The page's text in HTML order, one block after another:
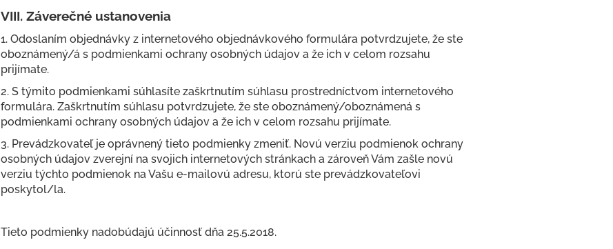
VIII. Záverečné ustanovenia
1. Odoslaním objednávky z internetového objednávkového formulára potvrdzujete, že ste
oboznámený/á s podmienkami ochrany osobných údajov a že ich v celom rozsahu
prijímate.
2. S týmito podmienkami súhlasíte zaškrtnutím súhlasu prostredníctvom internetového
formulára. Zaškrtnutím súhlasu potvrdzujete, že ste oboznámený/oboznámená s
podmienkami ochrany osobných údajov a že ich v celom rozsahu prijímate.
3. Prevádzkovateľ je oprávnený tieto podmienky zmeniť. Novú verziu podmienok ochrany
osobných údajov zverejní na svojich internetových stránkach a zároveň Vám zašle novú
verziu týchto podmienok na Vašu e-mailovú adresu, ktorú ste prevádzkovateľovi
poskytol/la.
Tieto podmienky nadobúdajú účinnosť dňa 25.5.2018.